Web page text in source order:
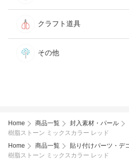
クラフト道具
その他
Home 商品一覧 封入素材・パール
樹脂ストーン ミックスカラー レッド
Home
商品一覧 貼り付けパーツ・デ
樹脂ストーン ミックスカラー レッド